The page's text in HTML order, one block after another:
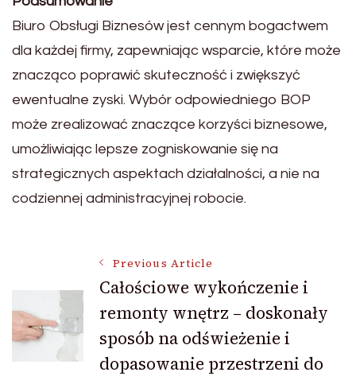
Biuro Obsługi Biznesów jest cennym bogactwem
dla każdej firmy, zapewniając wsparcie, które może
znacząco poprawić skuteczność i zwiększyć
ewentualne zyski. Wybór odpowiedniego BOP
może zrealizować znaczące korzyści biznesowe,
umożliwiając lepsze zogniskowanie się na
strategicznych aspektach działalności, a nie na
codziennej administracyjnej robocie.
Navigation
Previous Article
Całościowe wykończenie i
remonty wnętrz – doskonały
sposób na odświeżenie i
dopasowanie przestrzeni do